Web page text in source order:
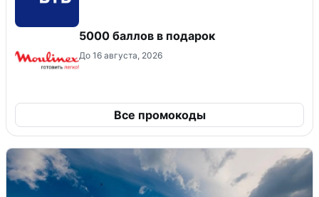
5000 баллов в подарок
До 16 августа, 2026
Все промокоды